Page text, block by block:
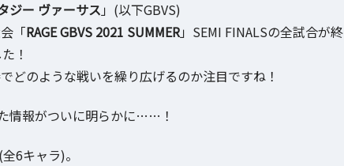
ジー ヴァーサス 」(以下GBVS)
「RAGE GBVS 2021 SUMMER」SEMI FINALSの全試合が終
！
どのような戦いを繰り広げるのか注目ですね！
情報がついに明らかに……！
(全6キャラ)。